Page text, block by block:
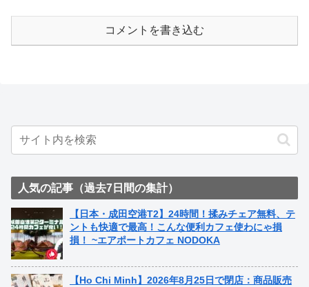
コメントを書き込む
人気の記事（過去7日間の集計）
【日本・成田空港T2】24時間！揉みチェア無料、テ
ントも快適で最高！こんな便利カフェ使わにゃ損
損！ ~エアポートカフェ NODOKA
【Ho Chi Minh】2026年8月25日で閉店：商品販売